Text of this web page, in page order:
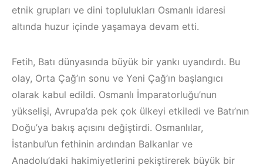
etnik grupları ve dini toplulukları Osmanlı idaresi
altında huzur içinde yaşamaya devam etti.
Fetih, Batı dünyasında büyük bir yankı uyandırdı. Bu
olay, Orta Çağ’ın sonu ve Yeni Çağ’ın başlangıcı
olarak kabul edildi. Osmanlı İmparatorluğu’nun
yükselişi, Avrupa’da pek çok ülkeyi etkiledi ve Batı’nın
Doğu’ya bakış açısını değiştirdi. Osmanlılar,
İstanbul’un fethinin ardından Balkanlar ve
Anadolu’daki hakimiyetlerini pekiştirerek büyük bir